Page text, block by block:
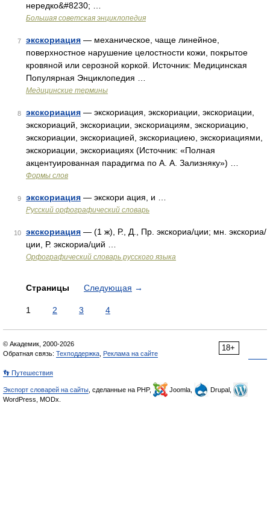
нередко&#8230; …
Большая советская энциклопедия
7 экскориация — механическое, чаще линейное,
поверхностное нарушение целостности кожи, покрытое
кровяной или серозной коркой. Источник: Медицинская
Популярная Энциклопедия …
Медицинские термины
8 экскориация — экскориация, экскориации, экскориации,
экскориаций, экскориации, экскориациям, экскориацию,
экскориации, экскориацией, экскориациею, экскориациями,
экскориации, экскориациях (Источник: «Полная
акцентуированная парадигма по А. А. Зализняку») …
Формы слов
9 экскориация — экскори ация, и …
Русский орфографический словарь
10 экскориация — (1 ж), Р., Д., Пр. экскориа/ции; мн. экскориа/
ции, Р. экскориа/ций …
Орфографический словарь русского языка
Страницы Следующая →
1 2 3 4
18+
© Академик, 2000-2026
Обратная связь: Техподдержка Реклама на сайте
👣 Путешествия
Экспорт словарей на сайты , сделанные на PHP, Joomla,
Drupal,
WordPress, MODx.